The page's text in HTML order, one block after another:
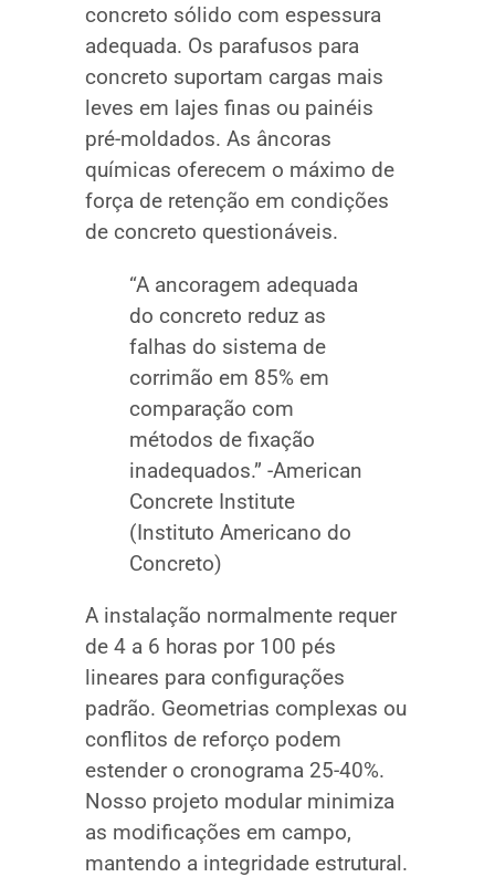
concreto sólido com espessura
adequada. Os parafusos para
concreto suportam cargas mais
leves em lajes finas ou painéis
pré-moldados. As âncoras
químicas oferecem o máximo de
força de retenção em condições
de concreto questionáveis.
“A ancoragem adequada
do concreto reduz as
falhas do sistema de
corrimão em 85% em
comparação com
métodos de fixação
inadequados.” -American
Concrete Institute
(Instituto Americano do
Concreto)
A instalação normalmente requer
de 4 a 6 horas por 100 pés
lineares para configurações
padrão. Geometrias complexas ou
conflitos de reforço podem
estender o cronograma 25-40%.
Nosso projeto modular minimiza
as modificações em campo,
mantendo a integridade estrutural.